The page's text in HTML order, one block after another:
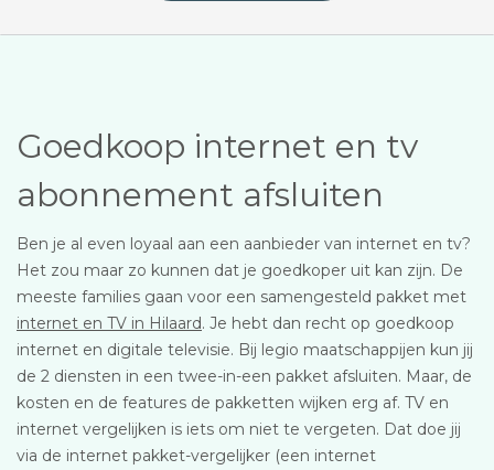
Goedkoop internet en tv
abonnement afsluiten
Ben je al even loyaal aan een aanbieder van internet en tv?
Het zou maar zo kunnen dat je goedkoper uit kan zijn. De
meeste families gaan voor een samengesteld pakket met
internet en TV in Hilaard. Je hebt dan recht op goedkoop
internet en digitale televisie. Bij legio maatschappijen kun jij
de 2 diensten in een twee-in-een pakket afsluiten. Maar, de
kosten en de features de pakketten wijken erg af. TV en
internet vergelijken is iets om niet te vergeten. Dat doe jij
via de internet pakket-vergelijker (een internet